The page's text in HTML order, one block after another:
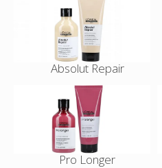
Absolut Repair
Pro Longer